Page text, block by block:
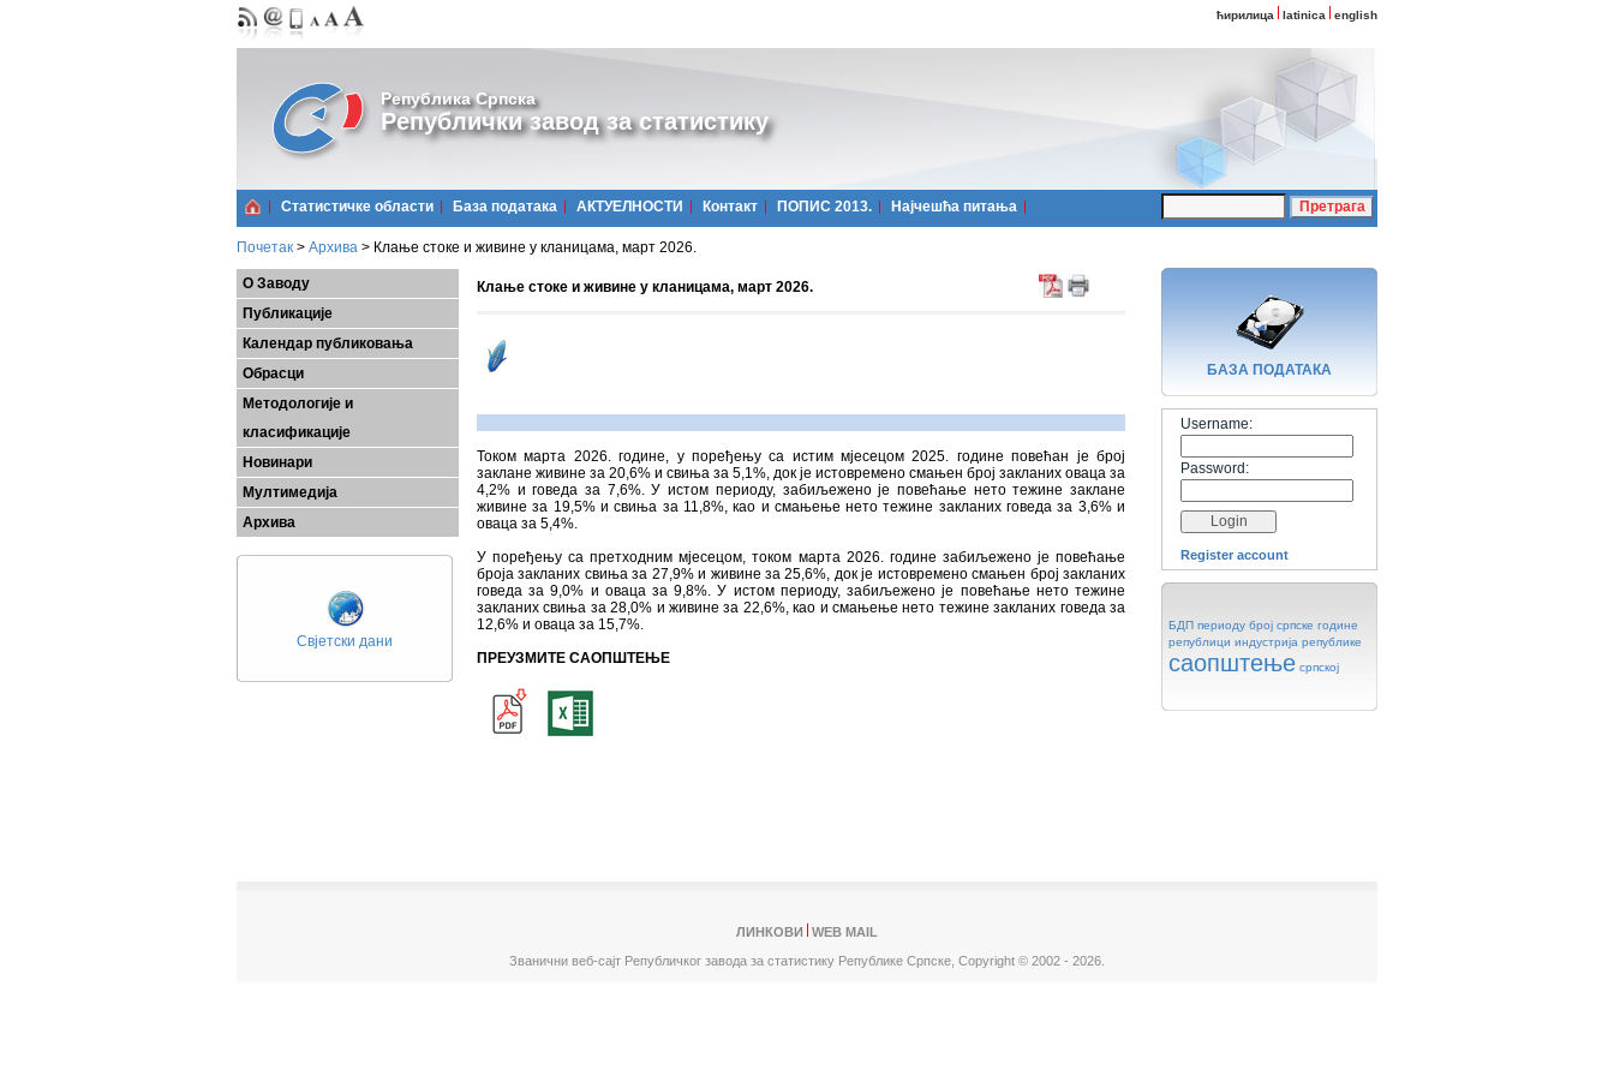
ћирилица latinica english
Република Српска
Републички завод за статистику
Статистичке области Базa података АКТУЕЛНОСТИ Контакт ПОПИС 2013. Најчешћa питања
Почетак > Архива > Клање стоке и живине у кланицама, март 2026.
О Заводу
Публикације
Календар публиковања
Обрасци
Методологије и
класификације
Новинари
Мултимедија
Архива
Свјетски дани
Клање стоке и живине у кланицама, март 2026.
Током марта 2026. године, у поређењу са истим мјесецом 2025. године повећан је број
заклане живине за 20,6% и свиња за 5,1%, док је истовремено смањен број закланих оваца за
4,2% и говеда за 7,6%. У истом периоду, забиљежено је повећање нето тежине заклане
живине за 19,5% и свиња за 11,8%, као и смањење нето тежине закланих говеда за 3,6% и
оваца за 5,4%.
У поређењу са претходним мјесецом, током марта 2026. године забиљежено је повећање
броја закланих свиња за 27,9% и живине за 25,6%, док је истовремено смањен број закланих
говеда за 9,0% и оваца за 9,8%. У истом периоду, забиљежено је повећање нето тежине
закланих свиња за 28,0% и живине за 22,6%, као и смањење нето тежине закланих говеда за
12,6% и оваца за 15,7%.
ПРЕУЗМИТЕ САОПШТЕЊЕ
БАЗA ПОДАТАКА
Username:
Password:
Register account
БДП периоду број српске године
републици индустрија републике
саопштење српској
ЛИНКОВИ
WEB MAIL
Званични веб-сајт Републичког завода за статистику Републике Српске, Copyright © 2002 - 2026.